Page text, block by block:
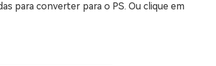
para converter para o PS. Ou clique em